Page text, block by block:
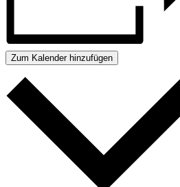
Zum Kalender hinzufügen